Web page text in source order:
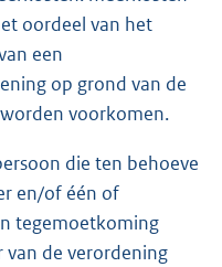
oordeel van het
een
op grond van de
voorkomen.
die ten behoeve
en/of één of
tegemoetkoming
van de verordening